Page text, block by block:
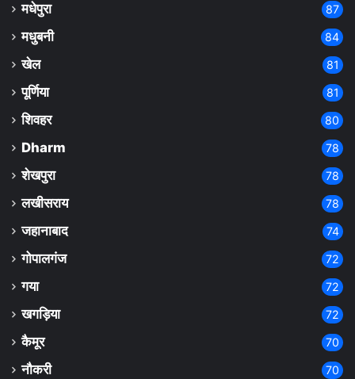
मधेपुरा 87
मधुबनी 84
खेल 81
पूर्णिया 81
शिवहर 80
Dharm 78
शेखपुरा 78
लखीसराय 78
जहानाबाद 74
गोपालगंज 72
गया 72
खगड़िया 72
कैमूर 70
नौकरी 70